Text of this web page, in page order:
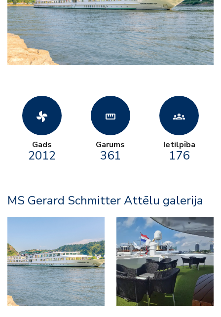
toys_fan
Gads
2012
straighten
Garums
361
groups
Ietilpība
176
MS Gerard Schmitter Attēlu galerija